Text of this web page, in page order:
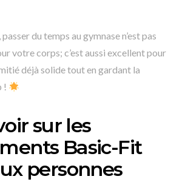
du temps au gymnase n’est pas
votre corps; c’est aussi excellent pour
déjà solide tout en gardant la
!
sur les
Basic-Fit
personnes